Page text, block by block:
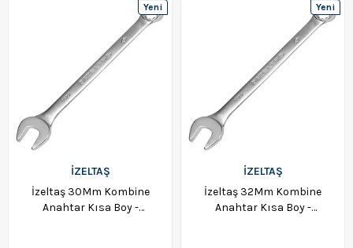
İZELTAŞ
İzeltaş 30Mm Kombine
Anahtar Kısa Boy -
Yeni
Ürün
İZELTAŞ
İzeltaş 32Mm Kombine
Anahtar Kısa Boy -
Yeni
Ürün